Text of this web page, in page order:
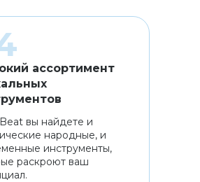
ассортимент
вы найдете и
народные, и
инструменты,
раскроют ваш